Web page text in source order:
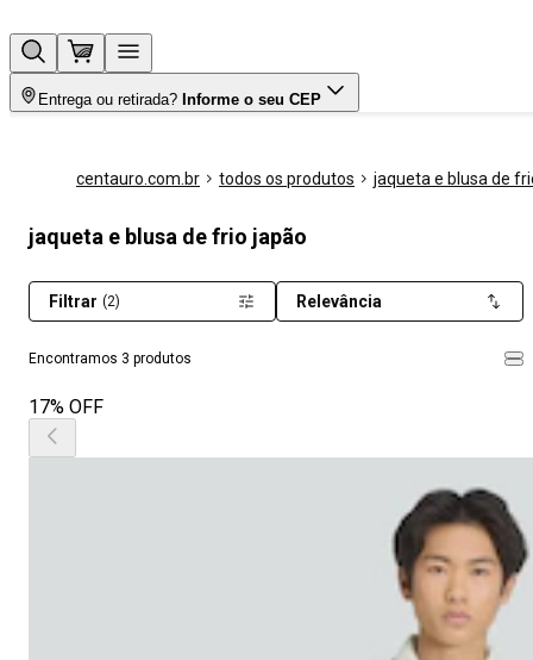
Entrega ou retirada? Informe o seu CEP
centauro.com.br todos os produtos jaqueta e blusa de
jaqueta e blusa de frio japão
Encontramos 3 produtos
Filtrar (2) Relevância
17% OFF